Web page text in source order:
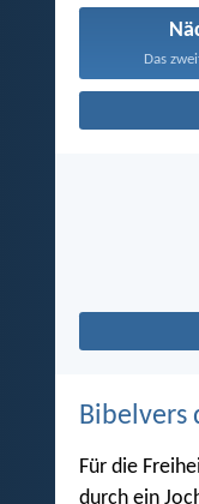
Das
Bibelvers
Für die
durch ein